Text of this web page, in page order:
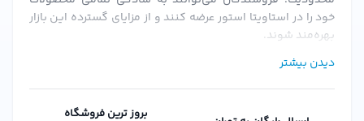
خود را در استاویتا استور عرضه کنند و از مزایای گسترده این بازار
بهره‌مند شوند.
فروشندگان می‌توانند به سرعت فعالیت خود را آغاز کنند.
کمیسیون‌های منعطف: استاویتا استور با ارائه کمیسیون‌های
قابل تنظیم، شرایطی را فراهم می‌کند که فروشندگان بتوانند به
دیدن بیشتر
بروز ترین فروشگاه